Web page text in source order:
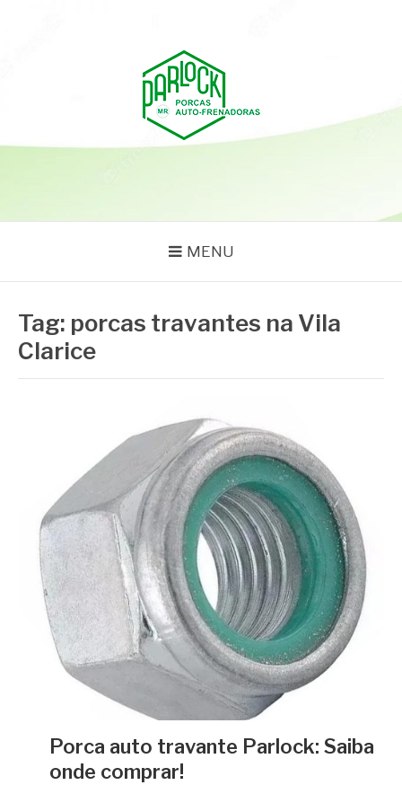
MENU
Tag: porcas travantes na Vila
Clarice
Porca auto travante Parlock: Saiba
onde comprar!